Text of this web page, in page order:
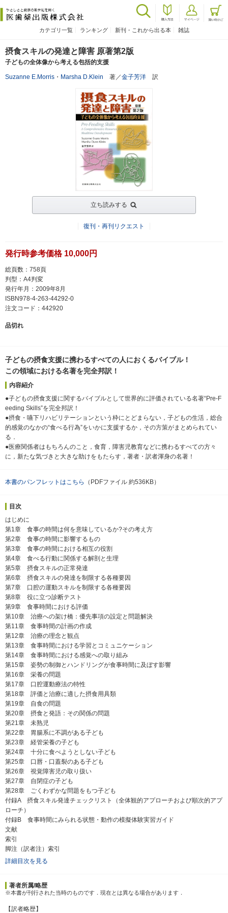
カテゴリ一覧 ランキング 新刊・これから出る本 雑誌
摂食スキルの発達と障害 原著第2版
子どもの全体像から考える包括的支援
Suzanne E.Morris ・ Marsha D.Klein 著／金子芳洋 訳
立ち読みする
復刊・再刊リクエスト
発行時参考価格 10,000円
総頁数：758頁
判型：A4判変
発行年月：2009年8月
ISBN978-4-263-44292-0
注文コード：442920
品切れ
子どもの摂食支援に携わるすべての人におくるバイブル！
この領域における名著を完全邦訳！
内容紹介
●子どもの摂食支援に関するバイブルとして世界的に評価されている名著“Pre-F
eeding Skills”を完全邦訳！
●摂食・嚥下リハビリテーションという枠にとどまらない，子どもの生活，総合
的感覚のなかの“食べる行為”をいかに支援するか，その方策がまとめられてい
る．
●医療関係者はもちろんのこと，食育，障害児教育などに携わるすべての方々
に，新たな気づきと大きな助けをもたらす，著者・訳者渾身の名著！
本書のパンフレットはこちら （PDFファイル 約536KB）
目次
はじめに
第1章 食事の時間は何を意味しているか?その考え方
第2章 食事の時間に影響するもの
第3章 食事の時間における相互の役割
第4章 食べる行動に関係する解剖と生理
第5章 摂食スキルの正常発達
第6章 摂食スキルの発達を制限する各種要因
第7章 口腔の運動スキルを制限する各種要因
第8章 役に立つ診断テスト
第9章 食事時間における評価
第10章 治療への架け橋：優先事項の設定と問題解決
第11章 食事時間の計画の作成
第12章 治療の理念と観点
第13章 食事時間における学習とコミュニケーション
第14章 食事時間における感覚への取り組み
第15章 姿勢の制御とハンドリングが食事時間に及ぼす影響
第16章 栄養の問題
第17章 口腔運動療法の特性
第18章 評価と治療に適した摂食用具類
第19章 自食の問題
第20章 摂食と発語：その関係の問題
第21章 未熟児
第22章 胃腸系に不調がある子ども
第23章 経管栄養の子ども
第24章 十分に食べようとしない子ども
第25章 口唇・口蓋裂のある子ども
第26章 視覚障害児の取り扱い
第27章 自閉症の子ども
第28章 ごくわずかな問題をもつ子ども
付録A 摂食スキル発達チェックリスト（全体観的アプローチおよび順次的アプ
ローチ）
付録B 食事時間にみられる状態・動作の模擬体験実習ガイド
文献
索引
脚注（訳者注）索引
詳細目次を見る
著者所属/略歴
※本書が刊行された当時のものです．現在とは異なる場合があります．
【訳者略歴】